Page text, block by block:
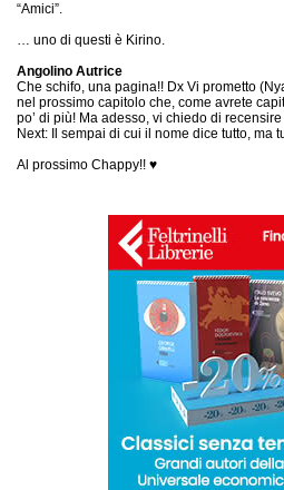
“Amici”.
… uno di questi è Kirino.
Angolino Autrice
Che schifo, una pagina!! Dx Vi prometto
nel prossimo capitolo che, come avrete
po’ di più! Ma adesso, vi chiedo di
Next: Il sempai di cui il nome dice tutto, ma
Al prossimo Chappy!! ♥